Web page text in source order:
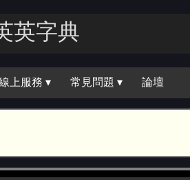
英字典
上服務 ▾ 常見問題 ▾ 論壇